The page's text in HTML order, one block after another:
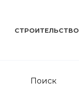
СТРОИТЕЛЬСТВО
Поиск